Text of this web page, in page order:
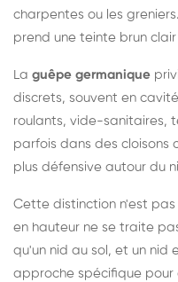
charpentes ou les
prend une teinte brun
La guêpe germanique
discrets, souvent en
roulants, vide-sanitaires,
parfois dans des cloisons
plus défensive autour du
Cette distinction n'est pas
en hauteur ne se traite
qu'un nid au sol, et un nid
approche spécifique